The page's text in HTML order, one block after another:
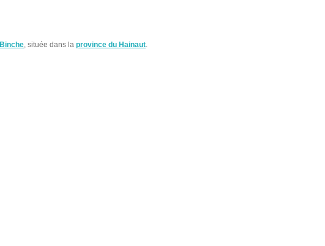
Binche, située dans la province du Hainaut.